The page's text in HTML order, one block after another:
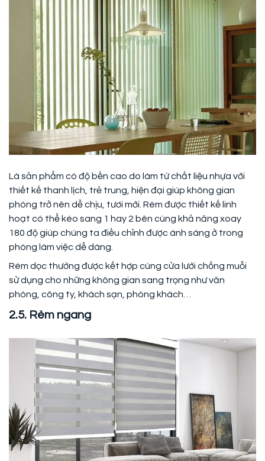
Là sản phẩm có độ bền cao do làm từ chất liệu nhựa với
thiết kế thanh lịch, trẻ trung, hiện đại giúp không gian
phòng trở nên dễ chịu, tươi mới. Rèm được thiết kế linh
hoạt có thể kéo sang 1 hay 2 bên cùng khả năng xoay
180 độ giúp chúng ta điều chỉnh được ánh sáng ở trong
phòng làm việc dễ dàng.
Rèm dọc thường được kết hợp cùng cửa lưới chống muỗi
sử dụng cho những không gian sang trọng như văn
phòng, công ty, khách sạn, phòng khách…
2.5. Rèm ngang